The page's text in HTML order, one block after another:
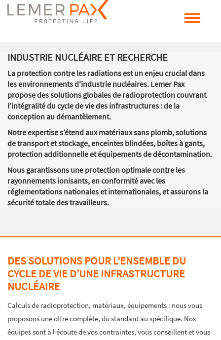
INDUSTRIE NUCLÉAIRE ET RECHERCHE
La protection contre les radiations est un enjeu crucial dans
les environnements d’industrie nucléaires. Lemer Pax
propose des solutions globales de radioprotection couvrant
l’intégralité du cycle de vie des infrastructures : de la
conception au démantèlement.
Notre expertise s’étend aux matériaux sans plomb, solutions
de transport et stockage, enceintes blindées, boîtes à gants,
protection additionnelle et équipements de décontamination.
Nous garantissons une protection optimale contre les
rayonnements ionisants, en conformité avec les
réglementations nationales et internationales, et assurons la
sécurité totale des travailleurs.
DES SOLUTIONS POUR L'ENSEMBLE DU
CYCLE DE VIE D’UNE INFRASTRUCTURE
NUCLÉAIRE
Calculs de radioprotection, matériaux, équipements : nous vous
proposons une offre complète, du standard au spécifique. Nos
équipes sont à l’écoute de vos contraintes, vous conseillent et vous